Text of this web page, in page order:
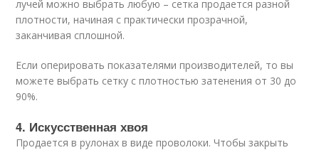
лучей можно выбрать любую – сетка продается разной
плотности, начиная с практически прозрачной,
заканчивая сплошной.
Если оперировать показателями производителей, то вы
можете выбрать сетку с плотностью затенения от 30 до
90%.
4. Искусственная хвоя
Продается в рулонах в виде проволоки. Чтобы закрыть